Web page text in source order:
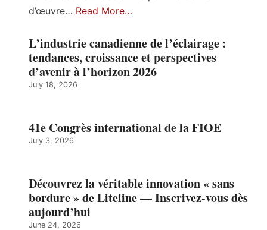
d’œuvre… Read More…
L’industrie canadienne de l’éclairage :
tendances, croissance et perspectives
d’avenir à l’horizon 2026
July 18, 2026
41e Congrès international de la FIOE
July 3, 2026
Découvrez la véritable innovation « sans
bordure » de Liteline — Inscrivez-vous dès
aujourd’hui
June 24, 2026